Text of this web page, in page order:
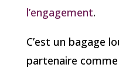
l’engagement.
C’est un bagage
partenaire